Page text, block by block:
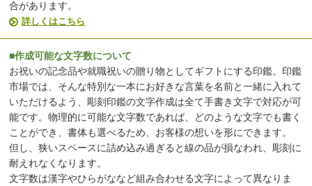
合があります。
詳しくはこちら
■作成可能な文字数について
お祝いの記念品や就職祝いの贈り物としてギフトにする印鑑。印鑑
市場では、そんな特別な一本にお好きな言葉を名前と一緒に入れて
いただけるよう、彫刻印鑑の文字作成は全て手書き文字で対応が可
能です。物理的に可能な文字数であれば、どのような文字でも書く
ことができ、書体も選べるため、お客様の想いを形にできます。
但し、狭いスペースに詰め込み過ぎると線の品が損なわれ、彫刻に
耐えれなくなります。
文字数は漢字やひらがななど組み合わせる文字によって異なりま